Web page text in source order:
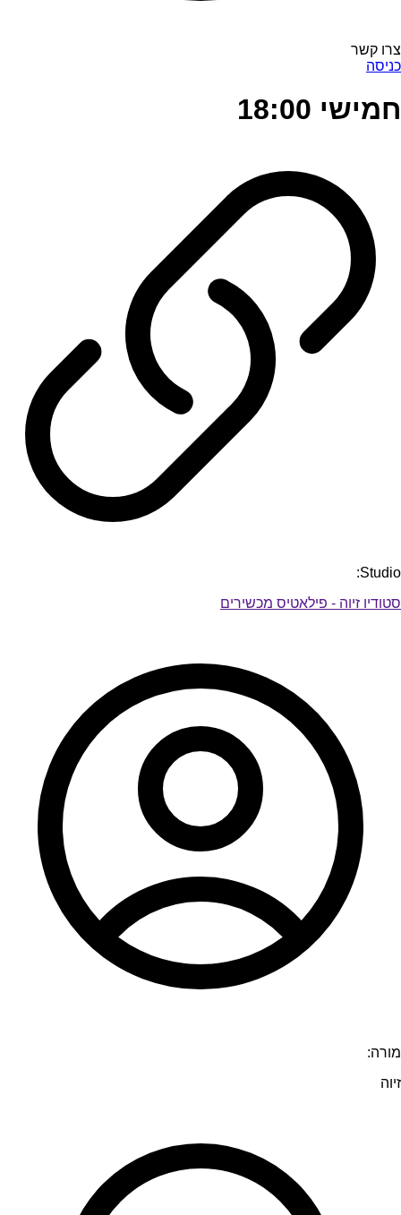
צרו קשר
כניסה
חמישי 18:00
Studio:
סטודיו זיוה - פילאטיס מכשירים
מורה:
זיוה